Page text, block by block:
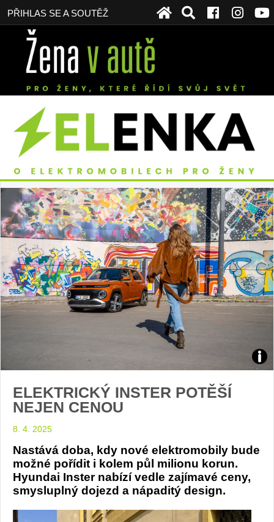
PŘIHLAS SE A SOUTĚŽ
ELEKTRICKÝ INSTER POTĚŠÍ
NEJEN CENOU
8. 4. 2025
Nastává doba, kdy nové elektromobily bude
možné pořídit i kolem půl milionu korun.
Hyundai Inster nabízí vedle zajímavé ceny,
smysluplný dojezd a nápaditý design.